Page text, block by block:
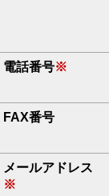
電話番号※
FAX番号
メールアドレス
※